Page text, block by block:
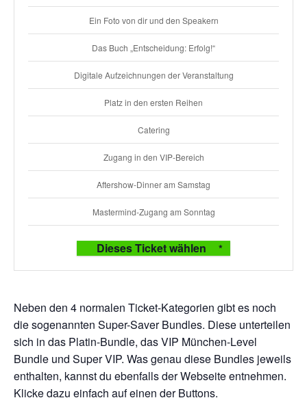
Ein Foto von dir und den Speakern
Das Buch „Entscheidung: Erfolg!“
Digitale Aufzeichnungen der Veranstaltung
Platz in den ersten Reihen
Catering
Zugang in den VIP-Bereich
Aftershow-Dinner am Samstag
Mastermind-Zugang am Sonntag
Dieses Ticket wählen
Neben den 4 normalen Ticket-Kategorien gibt es noch
die sogenannten Super-Saver Bundles. Diese unterteilen
sich in das Platin-Bundle, das VIP München-Level
Bundle und Super VIP. Was genau diese Bundles jeweils
enthalten, kannst du ebenfalls der Webseite entnehmen.
Klicke dazu einfach auf einen der Buttons.